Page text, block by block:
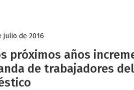
julio de 2016
próximos años
de trabajadores